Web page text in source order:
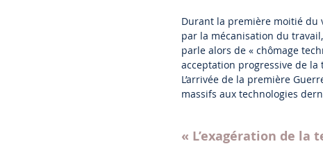
Durant la première moitié du
par la mécanisation du
parle alors de « chômage
acceptation progressive de
L’arrivée de la première
massifs aux technologies
« L’exagération de la